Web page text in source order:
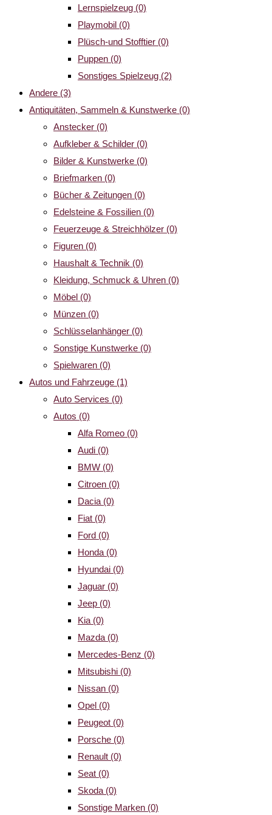
Lernspielzeug (0)
Playmobil (0)
Plüsch-und Stofftier (0)
Puppen (0)
Sonstiges Spielzeug (2)
Andere (3)
Antiquitäten, Sammeln & Kunstwerke (0)
Anstecker (0)
Aufkleber & Schilder (0)
Bilder & Kunstwerke (0)
Briefmarken (0)
Bücher & Zeitungen (0)
Edelsteine & Fossilien (0)
Feuerzeuge & Streichhölzer (0)
Figuren (0)
Haushalt & Technik (0)
Kleidung, Schmuck & Uhren (0)
Möbel (0)
Münzen (0)
Schlüsselanhänger (0)
Sonstige Kunstwerke (0)
Spielwaren (0)
Autos und Fahrzeuge (1)
Auto Services (0)
Autos (0)
Alfa Romeo (0)
Audi (0)
BMW (0)
Citroen (0)
Dacia (0)
Fiat (0)
Ford (0)
Honda (0)
Hyundai (0)
Jaguar (0)
Jeep (0)
Kia (0)
Mazda (0)
Mercedes-Benz (0)
Mitsubishi (0)
Nissan (0)
Opel (0)
Peugeot (0)
Porsche (0)
Renault (0)
Seat (0)
Skoda (0)
Sonstige Marken (0)